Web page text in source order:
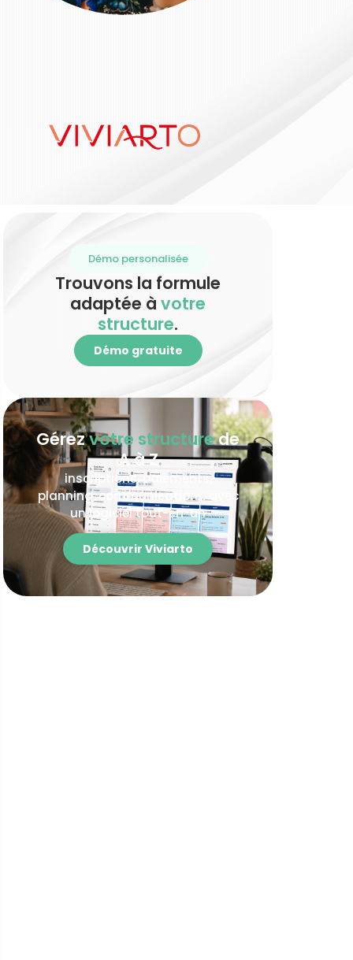
Démo personalisée
Trouvons la formule
adaptée à votre
structure.
Démo gratuite
Gérezvotre structurede
A à Z
inscriptions, paiements,
planning, communication… avec
un logiciel tout-en-un
Découvrir Viviarto